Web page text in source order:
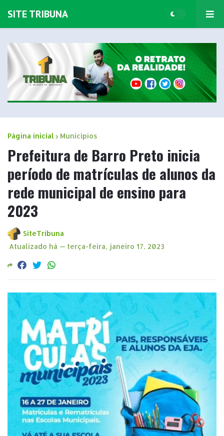
SITE TRIBUNA
Página inicial Municípios
Prefeitura de Barro Preto inicia
período de matrículas de alunos da
rede municipal de ensino para
2023
SiteTribuna
Atualizado há — terça-feira, janeiro 17, 2023